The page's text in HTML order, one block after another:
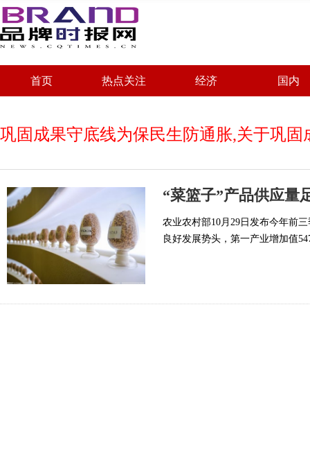
首页 热点关注 经济 国内
巩固成果守底线为保民生防通胀,关于巩
农业农村部10月29日发布今年前
良好发展势头，第一产业增加值